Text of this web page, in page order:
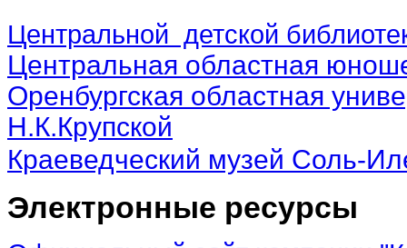
Центральной детской
Центральная областная
Оренбургская областная
Н.К.Крупской
Краеведческий музей Соль-
Электронные ресурсы